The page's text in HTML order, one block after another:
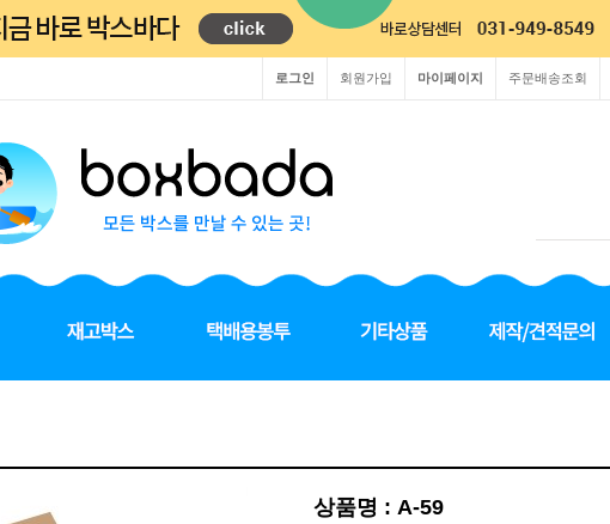
주문배송조회
마이페이지
회원가입
로그인
상품명 : A-59